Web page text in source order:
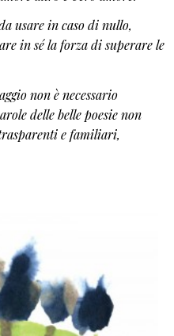
usare in caso di nullo,
in sé la forza di superare le
non è necessario
delle belle poesie non
e familiari,